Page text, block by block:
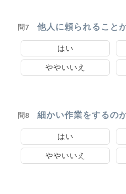
問7 他人に頼られること
はい
ややいいえ
問8 細かい作業をするの
はい
ややいいえ